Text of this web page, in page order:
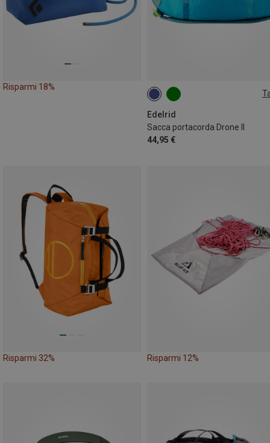
Risparmi 18%
Edelrid
Sacca portacorda Drone II
44,95 €
ONE SIZE
Risparmi 32% Risparmi 12%